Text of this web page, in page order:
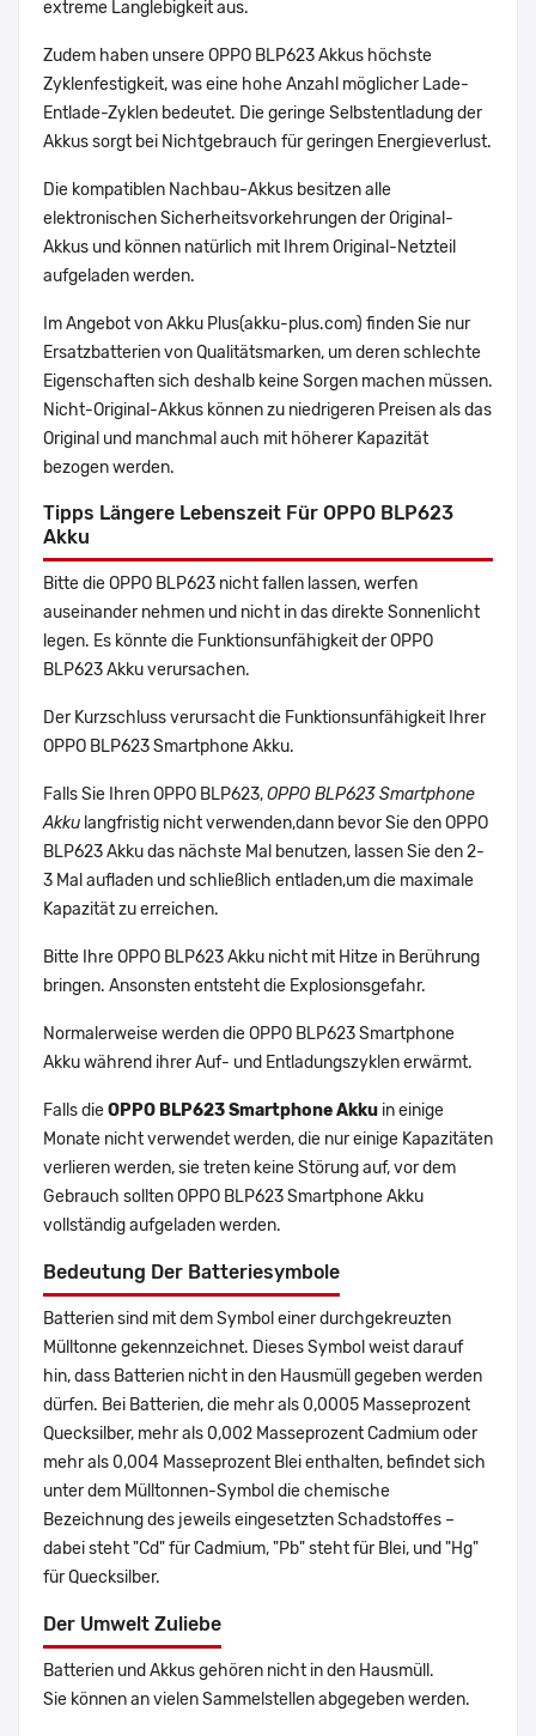
extreme Langlebigkeit aus.
Zudem haben unsere OPPO BLP623 Akkus höchste
Zyklenfestigkeit, was eine hohe Anzahl möglicher Lade-
Entlade-Zyklen bedeutet. Die geringe Selbstentladung der
Akkus sorgt bei Nichtgebrauch für geringen Energieverlust.
Die kompatiblen Nachbau-Akkus besitzen alle
elektronischen Sicherheitsvorkehrungen der Original-
Akkus und können natürlich mit Ihrem Original-Netzteil
aufgeladen werden.
Im Angebot von Akku Plus(akku-plus.com) finden Sie nur
Ersatzbatterien von Qualitätsmarken, um deren schlechte
Eigenschaften sich deshalb keine Sorgen machen müssen.
Nicht-Original-Akkus können zu niedrigeren Preisen als das
Original und manchmal auch mit höherer Kapazität
bezogen werden.
Tipps Längere Lebenszeit Für OPPO BLP623
Akku
Bitte die OPPO BLP623 nicht fallen lassen, werfen
auseinander nehmen und nicht in das direkte Sonnenlicht
legen. Es könnte die Funktionsunfähigkeit der OPPO
BLP623 Akku verursachen.
Der Kurzschluss verursacht die Funktionsunfähigkeit Ihrer
OPPO BLP623 Smartphone Akku.
Falls Sie Ihren OPPO BLP623,OPPO BLP623 Smartphone
Akku langfristig nicht verwenden,dann bevor Sie den OPPO
BLP623 Akku das nächste Mal benutzen, lassen Sie den 2-
3 Mal aufladen und schließlich entladen,um die maximale
Kapazität zu erreichen.
Bitte Ihre OPPO BLP623 Akku nicht mit Hitze in Berührung
bringen. Ansonsten entsteht die Explosionsgefahr.
Normalerweise werden die OPPO BLP623 Smartphone
Akku während ihrer Auf- und Entladungszyklen erwärmt.
Falls dieOPPO BLP623 Smartphone Akku in einige
Monate nicht verwendet werden, die nur einige Kapazitäten
verlieren werden, sie treten keine Störung auf, vor dem
Gebrauch sollten OPPO BLP623 Smartphone Akku
vollständig aufgeladen werden.
Bedeutung Der Batteriesymbole
Batterien sind mit dem Symbol einer durchgekreuzten
Mülltonne gekennzeichnet. Dieses Symbol weist darauf
hin, dass Batterien nicht in den Hausmüll gegeben werden
dürfen. Bei Batterien, die mehr als 0,0005 Masseprozent
Quecksilber, mehr als 0,002 Masseprozent Cadmium oder
mehr als 0,004 Masseprozent Blei enthalten, befindet sich
unter dem Mülltonnen-Symbol die chemische
Bezeichnung des jeweils eingesetzten Schadstoffes –
dabei steht "Cd" für Cadmium, "Pb" steht für Blei, und "Hg"
für Quecksilber.
Der Umwelt Zuliebe
Batterien und Akkus gehören nicht in den Hausmüll.
Sie können an vielen Sammelstellen abgegeben werden.